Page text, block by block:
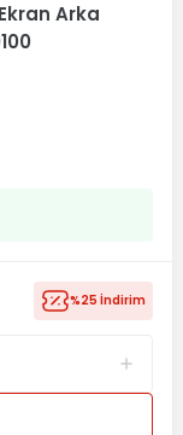
Arka
%25 İndirim